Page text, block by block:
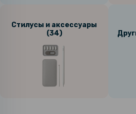
Стилусы и аксессуары
(34)